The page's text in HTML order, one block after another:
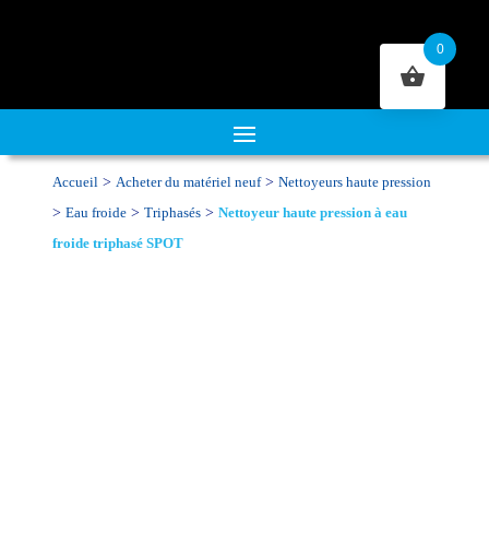
Accueil > Acheter du matériel neuf> Nettoyeurs haute pression
> Eau froide > Triphasés > Nettoyeur haute pression à eau
froide triphasé SPOT
0